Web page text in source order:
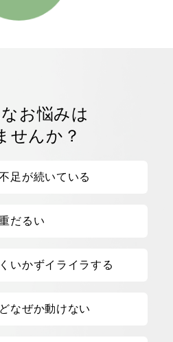
お悩みは
せんか？
足が続いている
だるい
いかずイライラする
なぜか動けない